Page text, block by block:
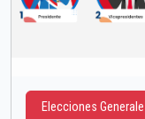
Elecciones